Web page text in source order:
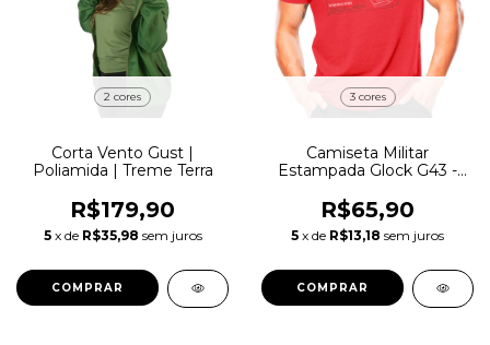
2 cores
Corta Vento Gust |
Poliamida | Treme Terra
R$179,90
5 x de R$35,98 sem juros
COMPRAR
3 cores
Camiseta Militar
Estampada Glock G43 -
R$65,90
5 x de R$13,18 sem juros
COMPRAR